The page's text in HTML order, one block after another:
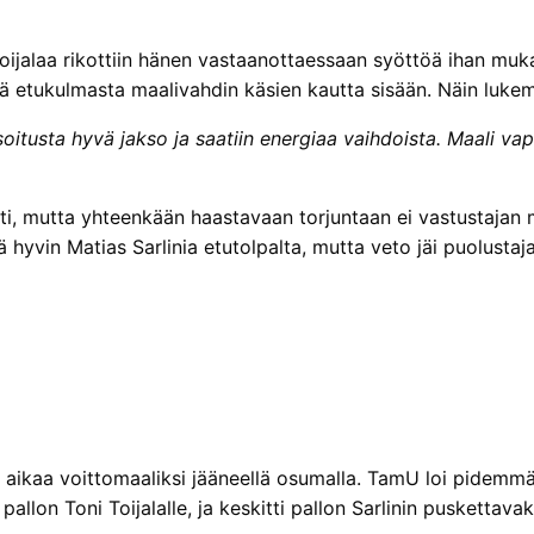
rikottiin hänen vastaanottaessaan syöttöä ihan
etukulmasta maalivahdin käsien kautta sisään. Näin
hyvä jakso ja saatiin energiaa vaihdoista. Maali
mutta yhteenkään haastavaan torjuntaan ei
hyvin Matias Sarlinia etutolpalta, mutta veto jäi
voittomaaliksi jääneellä osumalla. TamU loi
Toni Toijalalle, ja keskitti pallon Sarlinin